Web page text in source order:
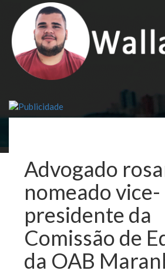
content
Advogado
nomeado vice-
presidente da
Comissão de
da OAB